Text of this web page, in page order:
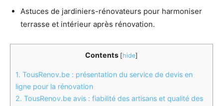
Astuces de jardiniers-rénovateurs pour harmoniser
terrasse et intérieur après rénovation.
Contents [hide]
1. TousRenov.be : présentation du service de devis en
ligne pour la rénovation
2. TousRenov.be avis : fiabilité des artisans et qualité des